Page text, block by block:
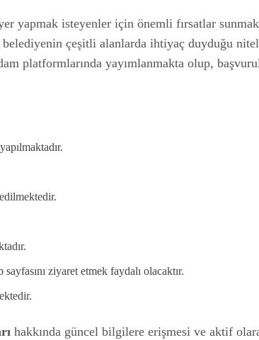
yapmak isteyenler için önemli fırsatlar
çeşitli alanlarda ihtiyaç duyduğu
platformlarında yayımlanmakta olup,
ziyaret etmek faydalı olacaktır.
hakkında güncel bilgilere erişmesi ve aktif